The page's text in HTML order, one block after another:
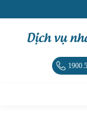
Dịch vụ